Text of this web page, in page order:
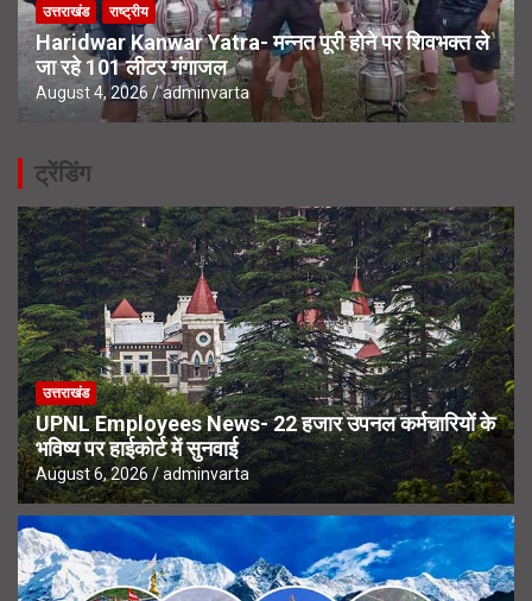
उत्तराखंड राष्ट्रीय
Haridwar Kanwar Yatra- मन्नत पूरी होने पर शिवभक्त ले
जा रहे 101 लीटर गंगाजल
August 4, 2026 adminvarta
ट्रेंडिंग
उत्तराखंड
UPNL Employees News- 22 हजार उपनल कर्मचारियों के
भविष्य पर हाईकोर्ट में सुनवाई
August 6, 2026 adminvarta